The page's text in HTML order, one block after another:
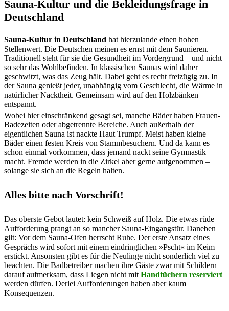
Sauna-Kultur und die Bekleidungsfrage in
Deutschland
Sauna-Kultur in Deutschland hat hierzulande einen hohen
Stellenwert. Die Deutschen meinen es ernst mit dem Saunieren.
Traditionell steht für sie die Gesundheit im Vordergrund – und nicht
so sehr das Wohlbefinden. In klassischen Saunas wird daher
geschwitzt, was das Zeug hält. Dabei geht es recht freizügig zu. In
der Sauna genießt jeder, unabhängig vom Geschlecht, die Wärme in
natürlicher Nacktheit. Gemeinsam wird auf den Holzbänken
entspannt.
Wobei hier einschränkend gesagt sei, manche Bäder haben Frauen-
Badezeiten oder abgetrennte Bereiche. Auch außerhalb der
eigentlichen Sauna ist nackte Haut Trumpf. Meist haben kleine
Bäder einen festen Kreis von Stammbesuchern. Und da kann es
schon einmal vorkommen, dass jemand nackt seine Gymnastik
macht. Fremde werden in die Zirkel aber gerne aufgenommen –
solange sie sich an die Regeln halten.
Alles bitte nach Vorschrift!
Das oberste Gebot lautet: kein Schweiß auf Holz. Die etwas rüde
Aufforderung prangt an so mancher Sauna-Eingangstür. Daneben
gilt: Vor dem Sauna-Ofen herrscht Ruhe. Der erste Ansatz eines
Gesprächs wird sofort mit einem eindringlichen »Pscht« im Keim
erstickt. Ansonsten gibt es für die Neulinge nicht sonderlich viel zu
beachten. Die Badbetreiber machen ihre Gäste zwar mit Schildern
darauf aufmerksam, dass Liegen nicht mit Handtüchern reserviert
werden dürfen. Derlei Aufforderungen haben aber kaum
Konsequenzen.